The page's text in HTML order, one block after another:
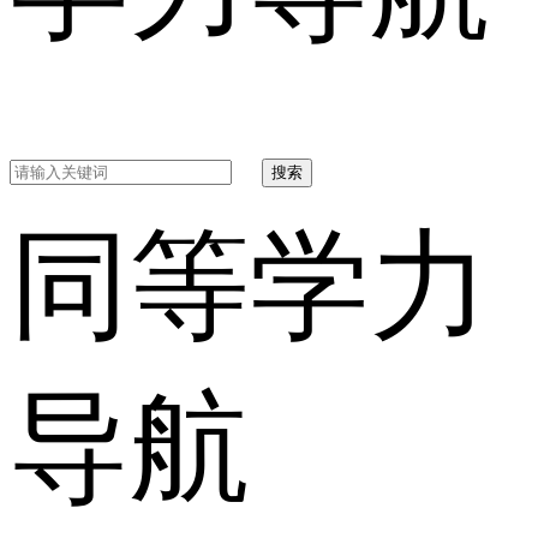
搜索
同等学力
导航